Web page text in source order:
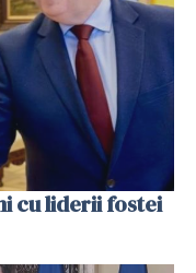
cu liderii fostei